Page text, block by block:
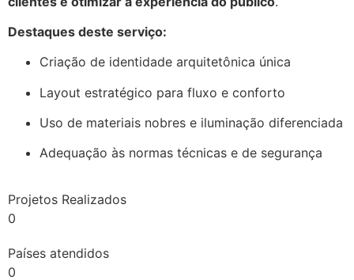
Destaques deste serviço:
Criação de identidade arquitetônica única
Layout estratégico para fluxo e conforto
Uso de materiais nobres e iluminação diferenciada
Adequação às normas técnicas e de segurança
Projetos Realizados
0
Países atendidos
0